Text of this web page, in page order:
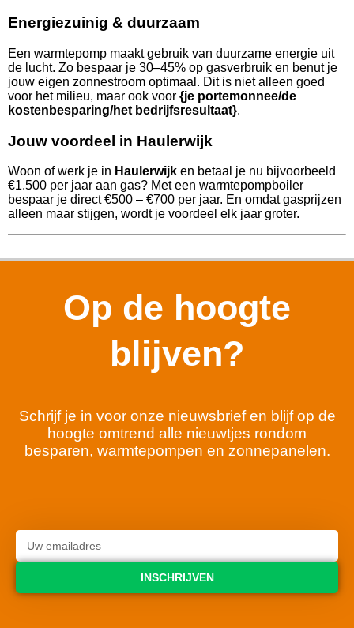
Energiezuinig & duurzaam
Een warmtepomp maakt gebruik van duurzame energie uit
de lucht. Zo bespaar je 30–45% op gasverbruik en benut je
jouw eigen zonnestroom optimaal. Dit is niet alleen goed
voor het milieu, maar ook voor {je portemonnee/de
kostenbesparing/het bedrijfsresultaat}.
Jouw voordeel in Haulerwijk
Woon of werk je in Haulerwijk en betaal je nu bijvoorbeeld
€1.500 per jaar aan gas? Met een warmtepompboiler
bespaar je direct €500 – €700 per jaar. En omdat gasprijzen
alleen maar stijgen, wordt je voordeel elk jaar groter.
Op de hoogte
blijven?
Schrijf je in voor onze nieuwsbrief en blijf op de
hoogte omtrend alle nieuwtjes rondom
besparen, warmtepompen en zonnepanelen.
INSCHRIJVEN